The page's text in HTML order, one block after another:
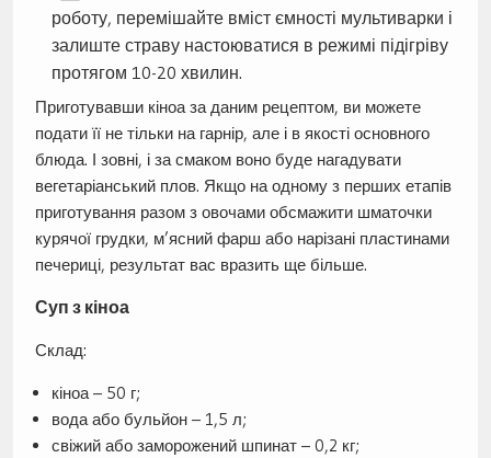
роботу, перемішайте вміст ємності мультиварки і
залиште страву настоюватися в режимі підігріву
протягом 10-20 хвилин.
Приготувавши кіноа за даним рецептом, ви можете
подати її не тільки на гарнір, але і в якості основного
блюда. І зовні, і за смаком воно буде нагадувати
вегетаріанський плов. Якщо на одному з перших етапів
приготування разом з овочами обсмажити шматочки
курячої грудки, м’ясний фарш або нарізані пластинами
печериці, результат вас вразить ще більше.
Суп з кіноа
Склад:
кіноа – 50 г;
вода або бульйон – 1,5 л;
свіжий або заморожений шпинат – 0,2 кг;